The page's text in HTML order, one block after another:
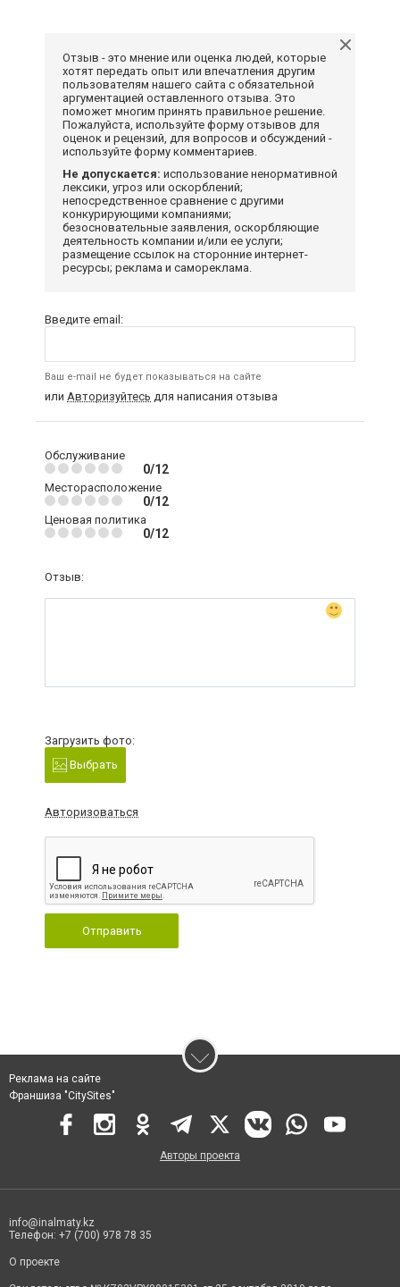
Отзыв - это мнение или оценка людей, которые
хотят передать опыт или впечатления другим
пользователям нашего сайта с обязательной
аргументацией оставленного отзыва. Это
поможет многим принять правильное решение.
Пожалуйста, используйте форму отзывов для
оценок и рецензий, для вопросов и обсуждений -
используйте форму комментариев.
Не допускается: использование ненормативной
лексики, угроз или оскорблений;
непосредственное сравнение с другими
конкурирующими компаниями;
безосновательные заявления, оскорбляющие
деятельность компании и/или ее услуги;
размещение ссылок на сторонние интернет-
ресурсы; реклама и самореклама.
Введите email:
Ваш e-mail не будет показываться на сайте
или Авторизуйтесь для написания отзыва
Обслуживание
0/12
Месторасположение
0/12
Ценовая политика
0/12
Отзыв:
Загрузить фото:
Выбрать
Авторизоваться
Отправить
Реклама на сайте
Франшиза "CitySites"
Авторы проекта
info@inalmaty.kz
Телефон: +7 (700) 978 78 35
О проекте